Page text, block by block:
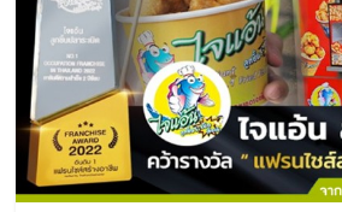
ลงทุน
น้อย
คืน
ทุน
ไว,
ที่
ปรึกษา